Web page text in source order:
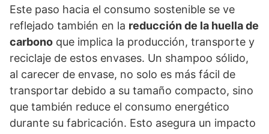
Este paso hacia el consumo sostenible se ve
reflejado también en la reducción de la huella de
carbono que implica la producción, transporte y
reciclaje de estos envases. Un shampoo sólido,
al carecer de envase, no solo es más fácil de
transportar debido a su tamaño compacto, sino
que también reduce el consumo energético
durante su fabricación. Esto asegura un impacto